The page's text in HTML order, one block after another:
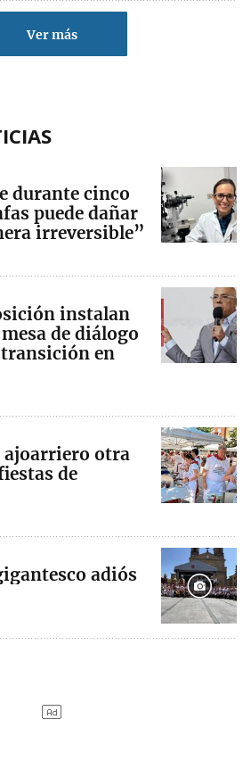
Ver más
durante cinco
puede dañar
irreversible”
instalan
de diálogo
en
ajoarriero otra
de
adiós